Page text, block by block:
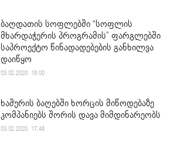
ბაღდათის სოფლებში “სოფლის
მხარდაჭერის პროგრამის” ფარგლებში
საპროექტო წინადადებების განხილვა
დაიწყო
03.02.2020. 18:00
ხაშურის ბაღებში ხორცის მიწოდებაზე
კომპანიებს შორის დავა მიმდინარეობს
03.02.2020. 17:48